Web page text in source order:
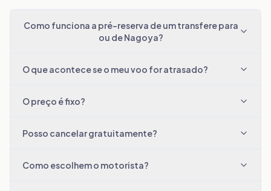
Como funciona a pré-reserva de um transfere para
ou de Nagoya?
O que acontece se o meu voo for atrasado?
O preço é fixo?
Posso cancelar gratuitamente?
Como escolhem o motorista?